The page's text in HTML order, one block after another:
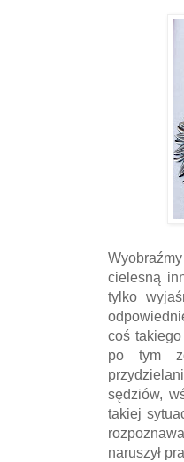
cielesną
tylko
coś
po tym
sędziów,
takiej
naruszył